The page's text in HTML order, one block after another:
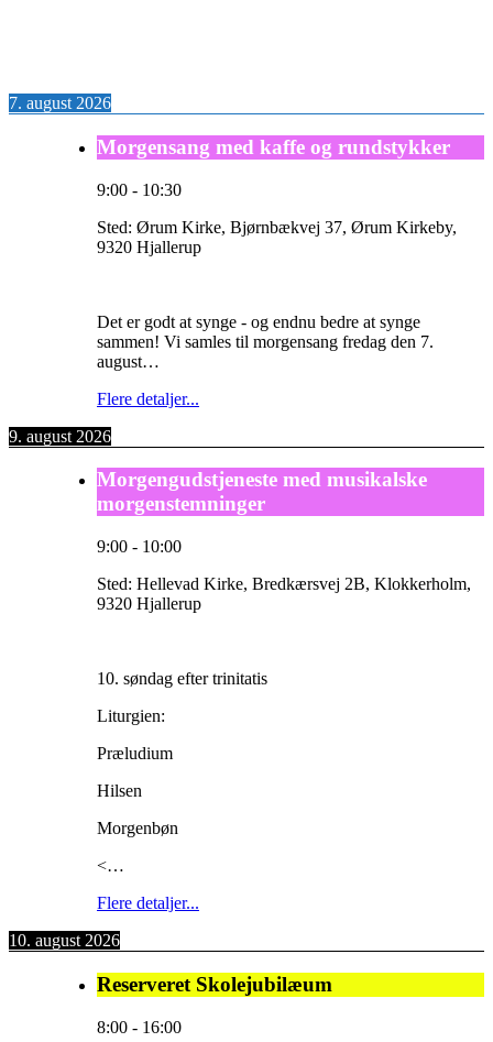
7. august 2026
Morgensang med kaffe og rundstykker
9:00 - 10:30
Sted: Ørum Kirke, Bjørnbækvej 37, Ørum Kirkeby,
9320 Hjallerup
Det er godt at synge - og endnu bedre at synge
sammen! Vi samles til morgensang fredag den 7.
august…
Flere detaljer...
9. august 2026
Morgengudstjeneste med musikalske
morgenstemninger
9:00 - 10:00
Sted: Hellevad Kirke, Bredkærsvej 2B, Klokkerholm,
9320 Hjallerup
10. søndag efter trinitatis
Liturgien:
Præludium
Hilsen
Morgenbøn
<…
Flere detaljer...
10. august 2026
Reserveret Skolejubilæum
8:00 - 16:00